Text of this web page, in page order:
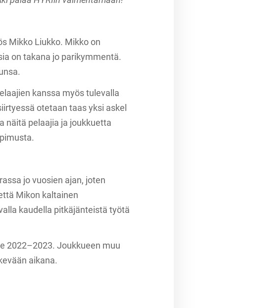
Mikko Liukko. Mikko on
on takana jo parikymmentä.
kanssa myös tulevalla
otetaan taas yksi askel
näitä pelaajia ja joukkuetta
jo vuosien ajan, joten
Mikon kaltainen
kaudella pitkäjänteistä työtä
2022–2023. Joukkueen muu
aikana.